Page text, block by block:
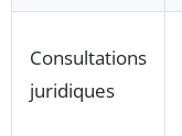
Consultations
juridiques